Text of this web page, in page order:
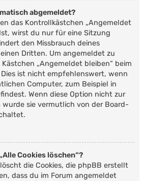
abgemeldet?
das Kontrollkästchen „Angemeldet
wirst du nur für eine Sitzung
den Missbrauch deines
Dritten. Um angemeldet zu
„Angemeldet bleiben“ beim
ist nicht empfehlenswert, wenn
Computer, zum Beispiel in
Wenn diese Option nicht zur
sie vermutlich von der Board-
Cookies löschen“?
die Cookies, die phpBB erstellt
dass du im Forum angemeldet